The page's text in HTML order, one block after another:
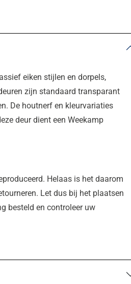
eiken stijlen en dorpels,
zijn standaard transparant
De houtnerf en kleurvariaties
deur dient een Weekamp
Helaas is het daarom
Let dus bij het plaatsen
besteld en controleer uw